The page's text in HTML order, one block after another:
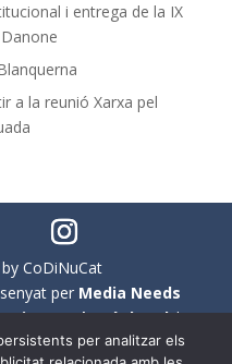
i entrega de la IX
a la reunió Xarxa pel
CoDiNuCat
per Media Needs
|Avís legal|
per analitzar els